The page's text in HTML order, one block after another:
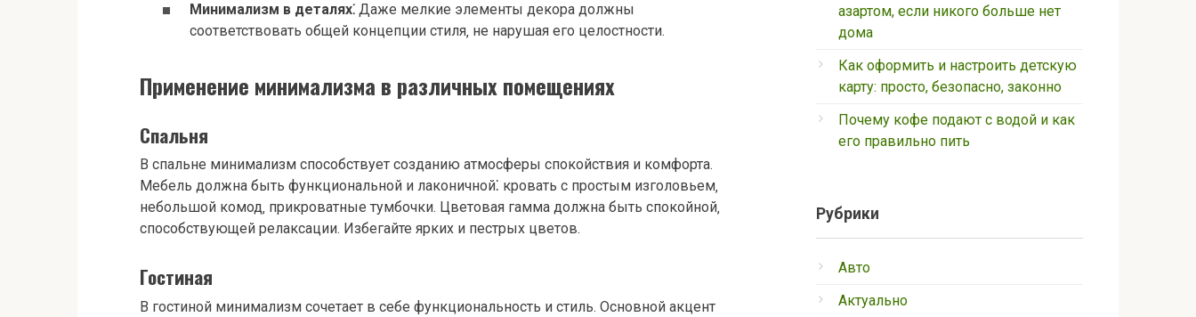
Минимализм в деталях⁚ Даже мелкие элементы декора должны
соответствовать общей концепции стиля‚ не нарушая его целостности.
Применение минимализма в различных помещениях
Спальня
В спальне минимализм способствует созданию атмосферы спокойствия и комфорта.
Мебель должна быть функциональной и лаконичной⁚ кровать с простым изголовьем‚
небольшой комод‚ прикроватные тумбочки. Цветовая гамма должна быть спокойной‚
способствующей релаксации. Избегайте ярких и пестрых цветов.
Гостиная
В гостиной минимализм сочетает в себе функциональность и стиль. Основной акцент
азартом, если никого больше нет
дома
Как оформить и настроить детскую
карту: просто, безопасно, законно
Почему кофе подают с водой и как
его правильно пить
Рубрики
Авто
Актуально